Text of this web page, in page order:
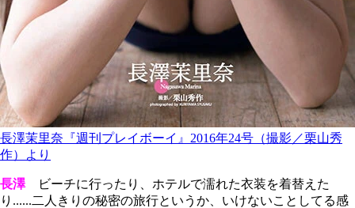
長澤茉里奈『週刊プレイボーイ』2016年24号（撮影／栗山秀
作）より
長澤ビーチに行ったり、ホテルで濡れた衣装を着替えた
り......二人きりの秘密の旅行というか、いけないことしてる感